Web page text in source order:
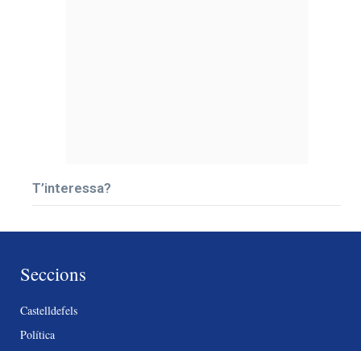
T’interessa?
Seccions
Castelldefels
Política